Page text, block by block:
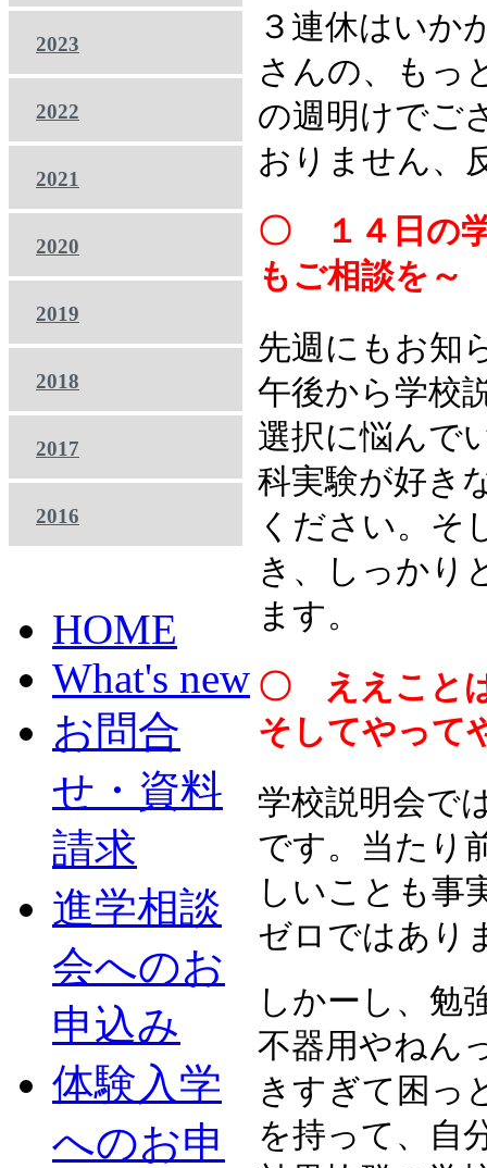
2023
2022
2021
2020
2019
2018
2017
2016
３連休はいか
さんの、もっ
の週明けでご
おりません、
〇 １４日の
もご相談を～
先週にもお知
午後から学校
選択に悩んで
科実験が好き
ください。そ
き、しっかり
ます。
〇 ええこと
そしてやって
学校説明会で
です。当たり
しいことも事
ゼロではあり
しかーし、勉
不器用やねん
きすぎて困っ
を持って、自
HOME
What's new
お問合
せ・資料
請求
進学相談
会へのお
申込み
体験入学
へのお申